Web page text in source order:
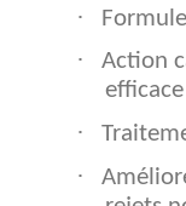
·
·
Action
·
·